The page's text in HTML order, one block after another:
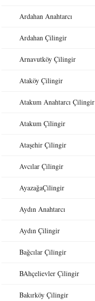
Ardahan Anahtarcı
Ardahan Çilingir
Arnavutköy Çilingir
Ataköy Çilingir
Atakum Anahtarcı Çilingir
Atakum Çilingir
Ataşehir Çilingir
Avcılar Çilingir
AyazağaÇilingir
Aydın Anahtarcı
Aydın Çilingir
Bağcılar Çilingir
BAhçelievler Çilingir
Bakırköy Çilingir